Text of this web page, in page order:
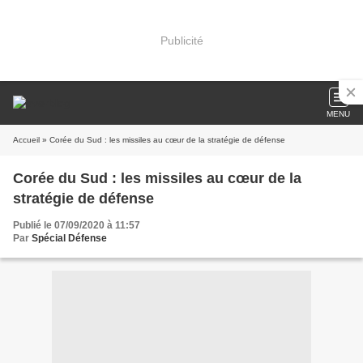
Publicité
MENU
Accueil » Corée du Sud : les missiles au cœur de la stratégie de défense
Corée du Sud : les missiles au cœur de la
stratégie de défense
Publié le 07/09/2020 à 11:57
Par Spécial Défense